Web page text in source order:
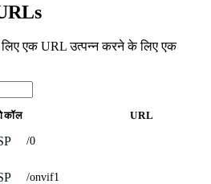
एक URL उत्पन्न करने के लिए एक
URL
/0
/onvif1